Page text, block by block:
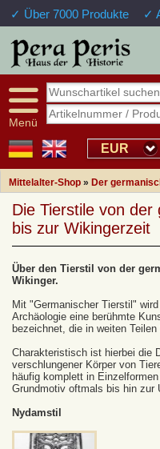
✓ Über 7000 Produkte ✓
Menü
EUR
Mittelalter-Shop » Der
Die Tierstile von der
bis zur Wikingerzeit
Über den Tierstil von der
Wikinger.
Mit "Germanischer Tierstil"
Archäologie eine berühmte
bezeichnet, die in weiten
Charakteristisch ist hierbei die
verschlungener Körper von
häufig komplett in
Grundmotiv oftmals bis hin zur
Nydamstil